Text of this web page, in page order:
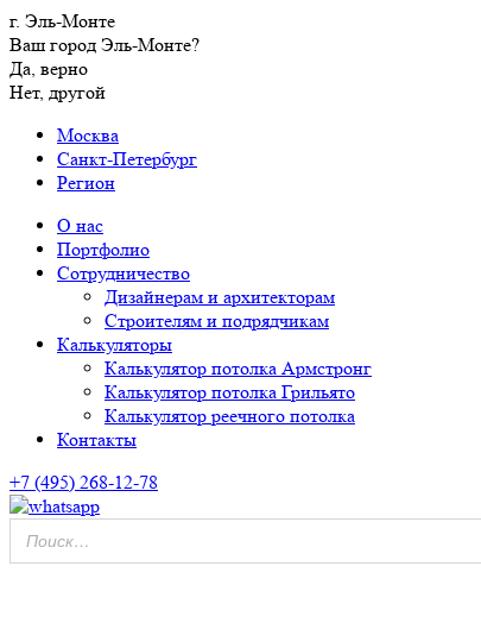
г. Эль-Монте
Ваш город Эль-Монте?
Да, верно
Нет, другой
Москва
Санкт-Петербург
Регион
О нас
Портфолио
Сотрудничество
Дизайнерам и архитекторам
Строителям и подрядчикам
Калькуляторы
Калькулятор потолка Армстронг
Калькулятор потолка Грильято
Калькулятор реечного потолка
Контакты
+7 (495) 268-12-78